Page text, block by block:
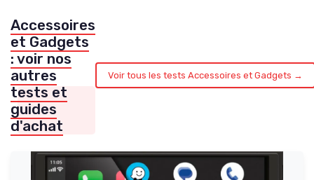
Accessoires
et Gadgets
: voir nos
autres
tests et
guides
d'achat
Voir tous les tests Accessoires et Gadgets →